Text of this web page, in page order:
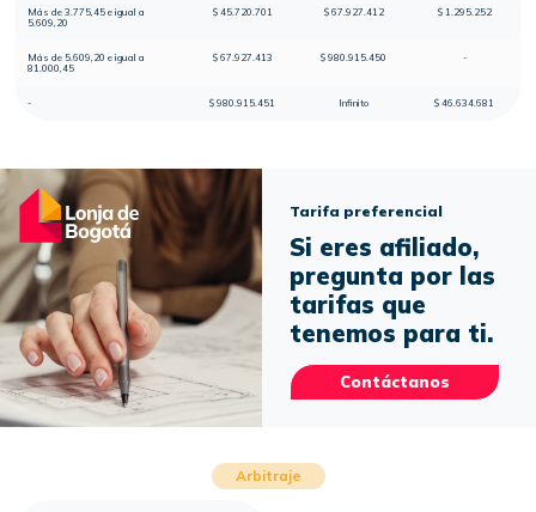
Más de 3.775,45 e igual a
5.609,20
$ 45.720.701 $ 67.927.412 $ 1.295.252
Más de 5.609,20 e igual a
81.000,45
$ 67.927.413 $ 980.915.450 -
- $ 980.915.451 Infinito $ 46.634.681
Tarifa preferencial
Si eres afiliado,
pregunta por las
tarifas que
tenemos para ti.
Contáctanos
Arbitraje